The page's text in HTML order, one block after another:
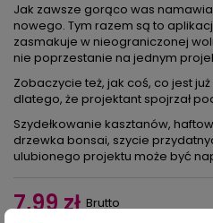
Jak zawsze gorąco was
nowego. Tym razem są to
zasmakuje w nieograniczonej
nie poprzestanie na jednym
Zobaczycie też, jak coś, co jest
dlatego, że projektant spojrzał
Szydełkowanie kasztanów,
drzewka bonsai, szycie
ulubionego projektu może być
7,99 zł Brutto